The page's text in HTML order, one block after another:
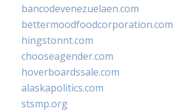
bancodevenezuelaen.com
bettermoodfoodcorporation.com
hingstonnt.com
chooseagender.com
hoverboardssale.com
alaskapolitics.com
stsmp.org